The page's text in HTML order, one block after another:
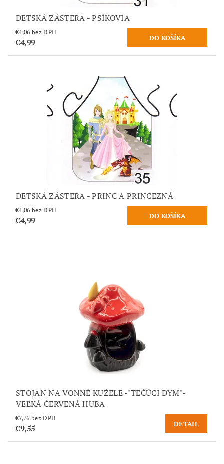
DETSKÁ ZÁSTERA - PSÍKOVIA
€4,06 bez DPH
€4,99
DETSKÁ ZÁSTERA - PRINC A PRINCEZNÁ
€4,06 bez DPH
€4,99
STOJAN NA VONNÉ KUŽELE -"TEČÚCI DYM"-
VEĽKÁ ČERVENÁ HUBA
€7,76 bez DPH
€9,55 DETAIL